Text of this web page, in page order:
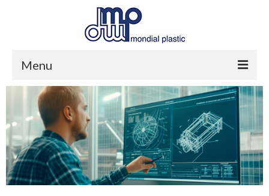
Menu
Home
Azienda
Produzione
Servizi